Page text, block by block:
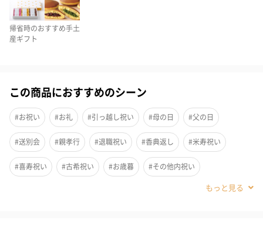
「0566ブレンド」「ハイブリッドコーヒー」幻のコーヒー「コピ
ルアック」が
贅沢な詰め合わせギフトになりました。
クラフトボックスに入り3つ並ぶとゴージャスなイメージでギフト
帰省時のおすすめ手土
産ギフト
この商品におすすめのシーン
#お祝い #お礼 #引っ越し祝い #母の日 #父の日
#送別会 #親孝行 #退職祝い #香典返し #米寿祝い
#喜寿祝い #古希祝い #お歳暮 #その他内祝い
#自分へのご褒美